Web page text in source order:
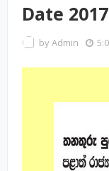
Date
byAdmin